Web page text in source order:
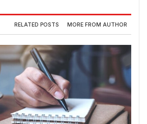
RELATED POSTS MORE FROM AUTHOR